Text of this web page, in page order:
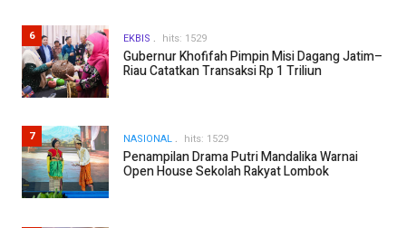
6 EKBIS hits: 1529
Gubernur Khofifah Pimpin Misi Dagang Jatim–
Riau Catatkan Transaksi Rp 1 Triliun
7 NASIONAL hits: 1529
Penampilan Drama Putri Mandalika Warnai
Open House Sekolah Rakyat Lombok